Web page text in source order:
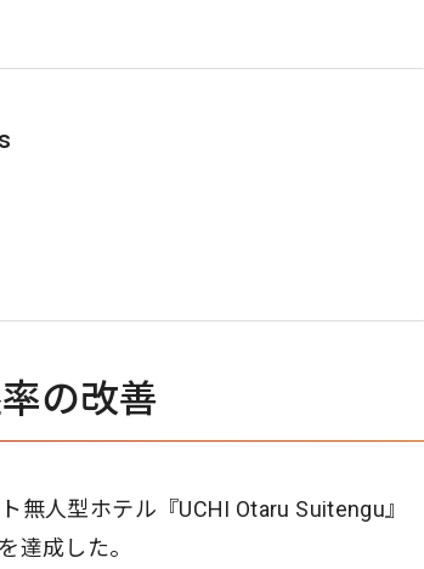
の改善
人型ホテル『UCHI Otaru Suitengu』
達成した。